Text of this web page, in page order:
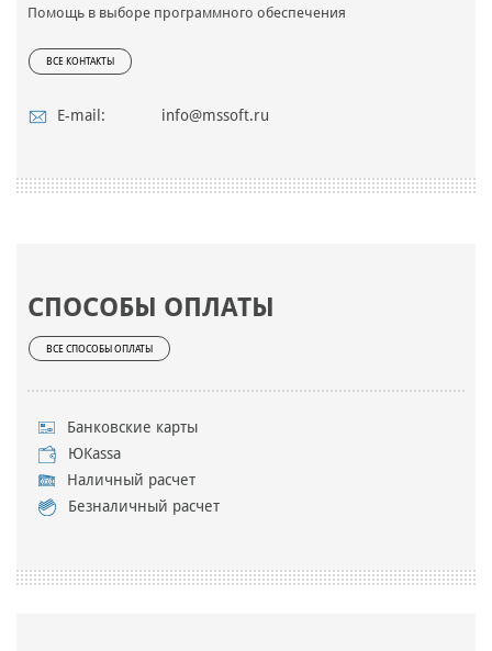
Помощь в выборе программного обеспечения
ВСЕ КОНТАКТЫ
E-mail: info@mssoft.ru
СПОСОБЫ ОПЛАТЫ
ВСЕ СПОСОБЫ ОПЛАТЫ
Банковские карты
ЮKassa
Наличный расчет
Безналичный расчет